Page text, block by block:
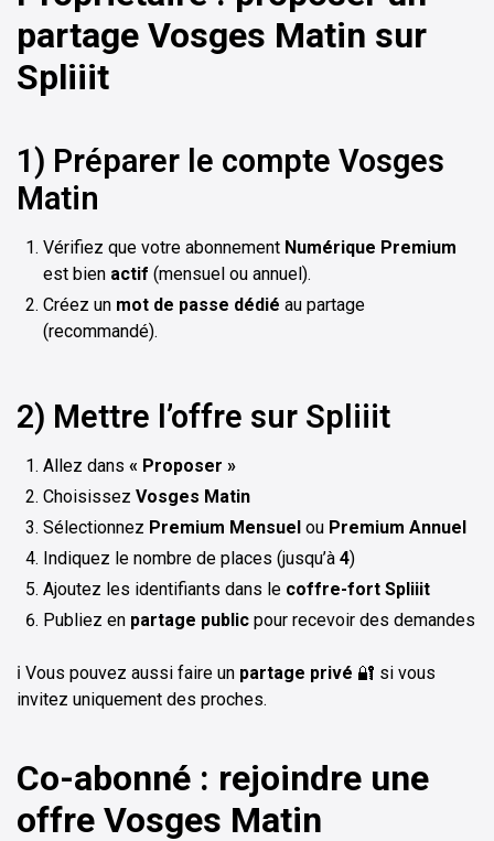
partage Vosges Matin sur
Spliiit
1) Préparer le compte Vosges
Matin
Vérifiez que votre abonnement Numérique Premium
est bien actif (mensuel ou annuel).
Créez un mot de passe dédié au partage
(recommandé).
2) Mettre l’offre sur Spliiit
Allez dans « Proposer »
Choisissez Vosges Matin
Sélectionnez Premium Mensuel ou Premium Annuel
Indiquez le nombre de places (jusqu’à 4)
Ajoutez les identifiants dans le coffre-fort Spliiit
Publiez en partage public pour recevoir des demandes
ℹ️ Vous pouvez aussi faire un partage privé 🔐 si vous
invitez uniquement des proches.
Co-abonné : rejoindre une
offre Vosges Matin